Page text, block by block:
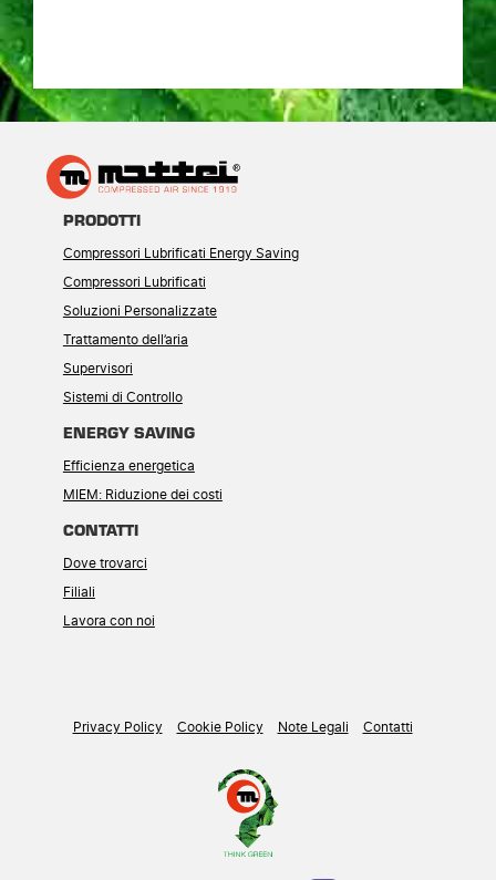
PRODOTTI
Compressori Lubrificati Energy Saving
Compressori Lubrificati
Soluzioni Personalizzate
Trattamento dell’aria
Supervisori
Sistemi di Controllo
ENERGY SAVING
Efficienza energetica
MIEM: Riduzione dei costi
CONTATTI
Dove trovarci
Filiali
Lavora con noi
Privacy Policy Cookie Policy Note Legali Contatti